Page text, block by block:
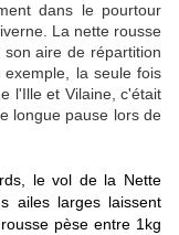
dans le pourtour
La nette rousse
aire de répartition
la seule fois
l'Ille et Vilaine, c'était
longue pause lors de
le vol de la Nette
ailes larges laissent
pèse entre 1kg